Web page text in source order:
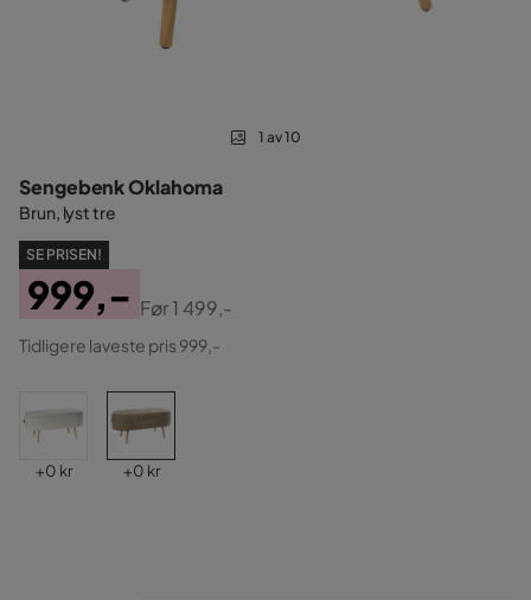
1 av 10
Sengebenk Oklahoma
Brun, lyst tre
SE PRISEN!
Pris
999,-
Original
Før1 499,-
Tidligere laveste pris 999,-
Pris
+0 kr Pris
+0 kr